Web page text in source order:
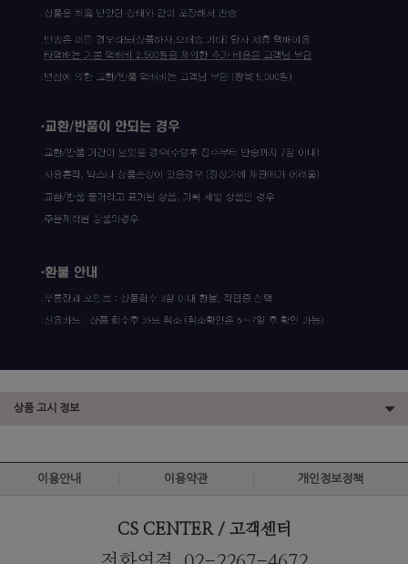
상품 고시 정보
이용안내 이용약관 개인정보정책
CS CENTER / 고객센터